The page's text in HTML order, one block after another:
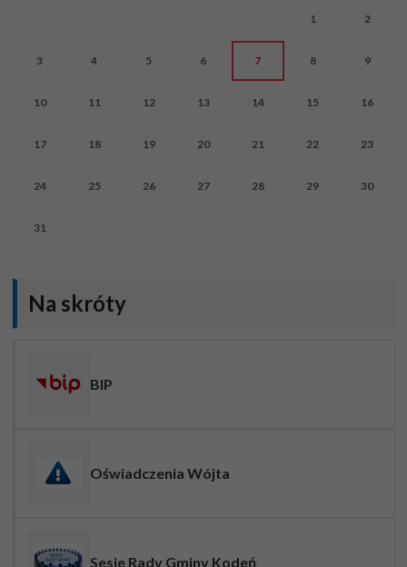
1 2
3 4 5 6 7 8 9
10 11 12 13 14 15 16
17 18 19 20 21 22 23
24 25 26 27 28 29 30
31
Na skróty
BIP
Oświadczenia Wójta
Sesje Rady Gminy Kodeń